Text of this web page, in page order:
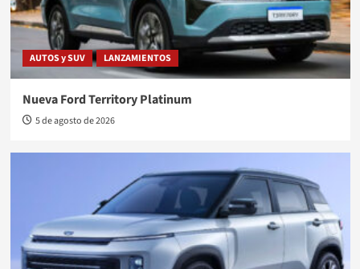
AUTOS y SUV LANZAMIENTOS
Nueva Ford Territory Platinum
5 de agosto de 2026